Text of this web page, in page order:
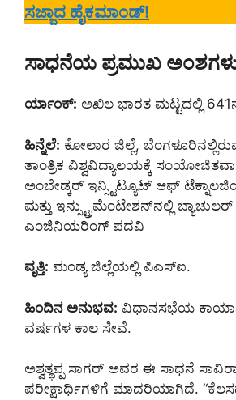
ಸಜ್ಜಾದ ಹೈಕಮಾಂಡ್!
ಸಾಧನೆಯ ಪ್ರಮುಖ
ರ್ಯಾಂಕ್: ಅಖಿಲ ಭಾರತ ಮಟ್ಟದಲ್ಲಿ
ಹಿನ್ನೆಲೆ: ಕೋಲಾರ ಜಿಲ್ಲೆ,
ತಾಂತ್ರಿಕ ವಿಶ್ವವಿದ್ಯಾಲಯಕ್ಕೆ
ಅಂಬೇಡ್ಕರ್ ಇನ್ಸ್ಟಿಟ್ಯೂಟ್ ಆಫ್
ಮತ್ತು ಇನ್ಸ್ಟ್ರುಮೆಂಟೇಶನ್‌ನಲ್ಲಿ
ಎಂಜಿನಿಯರಿಂಗ್ ಪದವಿ
ವೃತ್ತಿ: ಮಂಡ್ಯ ಜಿಲ್ಲೆಯಲ್ಲಿ ಪಿಎಸ್‌ಐ.
ಹಿಂದಿನ ಅನುಭವ: ವಿಧಾನಸಭೆಯ
ವರ್ಷಗಳ ಕಾಲ ಸೇವೆ.
ಅಶ್ವತ್ಥಪ್ಪ ಸಾಗರ್ ಅವರ ಈ ಸಾಧನೆ
ಪರೀಕ್ಷಾರ್ಥಿಗಳಿಗೆ ಮಾದರಿಯಾಗಿದೆ.